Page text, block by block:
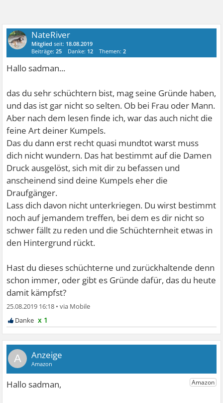
NateRiver
Mitglied seit: 18.08.2019
Beiträge:25 Danke: 12 Themen:2
Hallo sadman...
das du sehr schüchtern bist, mag seine Gründe haben,
und das ist gar nicht so selten. Ob bei Frau oder Mann.
Aber nach dem lesen finde ich, war das auch nicht die
feine Art deiner Kumpels.
Das du dann erst recht quasi mundtot warst muss
dich nicht wundern. Das hat bestimmt auf die Damen
Druck ausgelöst, sich mit dir zu befassen und
anscheinend sind deine Kumpels eher die
Draufgänger.
Lass dich davon nicht unterkriegen. Du wirst bestimmt
noch auf jemandem treffen, bei dem es dir nicht so
schwer fällt zu reden und die Schüchternheit etwas in
den Hintergrund rückt.
Hast du dieses schüchterne und zurückhaltende denn
schon immer, oder gibt es Gründe dafür, das du heute
damit kämpfst?
25.08.2019 16:18 •
x 1
A